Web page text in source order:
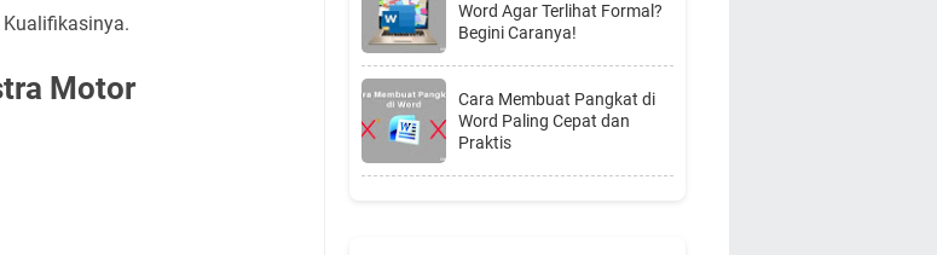
Motor
Word Agar Terlihat Formal?
Begini Caranya!
Cara Membuat Pangkat di
Word Paling Cepat dan
Praktis